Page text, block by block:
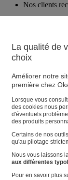
Nos clients
Produits
Voir tous les
Magasin
Vos
Suivre une
Panier
Favoris
La qualité de
choix
Améliorer notre
première chez
Lorsque vous
des cookies nous
d'éventuels
des produits
Certains de nos
qu'au pilotage
Nous vous laissons
aux différentes
Pour en savoir plus